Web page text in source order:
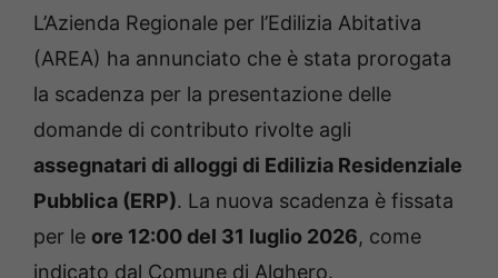
L’Azienda Regionale per l’Edilizia Abitativa
(AREA) ha annunciato che è stata prorogata
la scadenza per la presentazione delle
domande di contributo rivolte agli
assegnatari di alloggi di Edilizia Residenziale
Pubblica (ERP). La nuova scadenza è fissata
per le ore 12:00 del 31 luglio 2026, come
indicato dal Comune di Alghero.